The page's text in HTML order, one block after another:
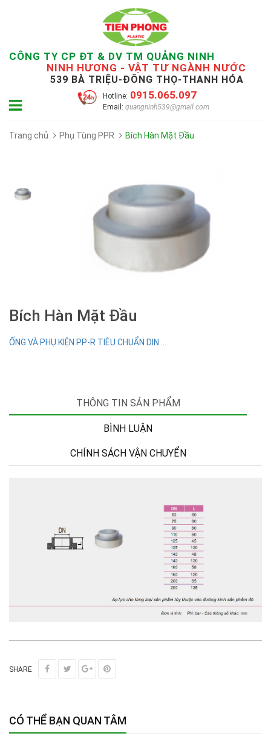
CÔNG TY CP ĐT & DV TM QUẢNG NINH
NINH HƯƠNG - VẬT TƯ NGÀNH NƯỚC
539 BÀ TRIỆU-ĐÔNG THỌ-THANH HÓA
Hotline: 0915.065.097
Email: quangninh539@gmail.com
Trang chủ Phụ Tùng PPR Bích Hàn Mặt Đầu
Bích Hàn Mặt Đầu
ỐNG VÀ PHỤ KIỆN PP-R TIÊU CHUẨN DIN ...
THÔNG TIN SẢN PHẨM
BÌNH LUẬN
CHÍNH SÁCH VẬN CHUYỂN
SHARE
CÓ THỂ BẠN QUAN TÂM